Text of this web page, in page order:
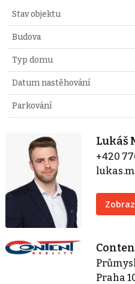
Stav objektu
Budova
Typ domu
Datum nastěhování
Parkování
Lukáš
+420
Praha